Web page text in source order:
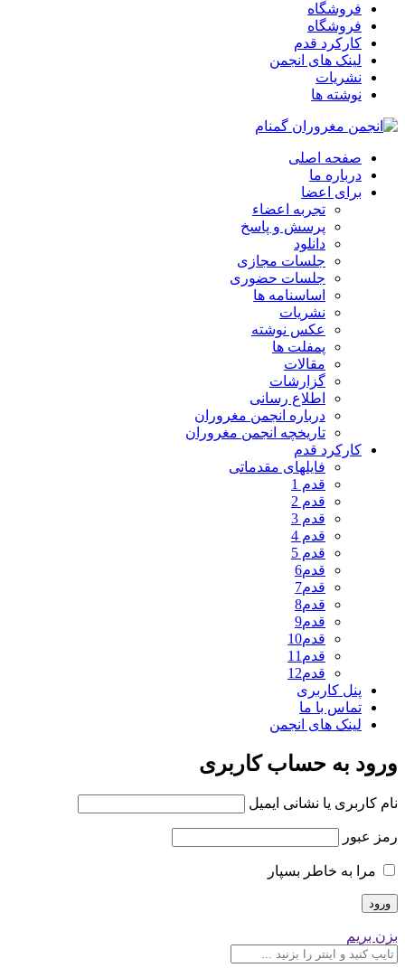
فروشگاه
فروشگاه
کارکرد قدم
لینک های انجمن
نشریات
نوشته ها
صفحه اصلی
درباره ما
برای اعضا
تجربه اعضاء
پرسش و پاسخ
دانلود
جلسات مجازی
جلسات حضوری
اساسنامه ها
نشریات
عکس نوشته
پمفلت ها
مقالات
گزارشات
اطلاع رسانی
درباره انجمن مغروران
تاریخچه انجمن مغروران
کارکرد قدم
فایلهای مقدماتی
قدم 1
قدم 2
قدم 3
قدم 4
قدم 5
قدم6
قدم7
قدم8
قدم9
قدم10
قدم11
قدم12
پنل کاربری
تماس با ما
لینک های انجمن
ورود به حساب کاربری
نام کاربری یا نشانی ایمیل
رمز عبور
مرا به خاطر بسپار
بزن بریم